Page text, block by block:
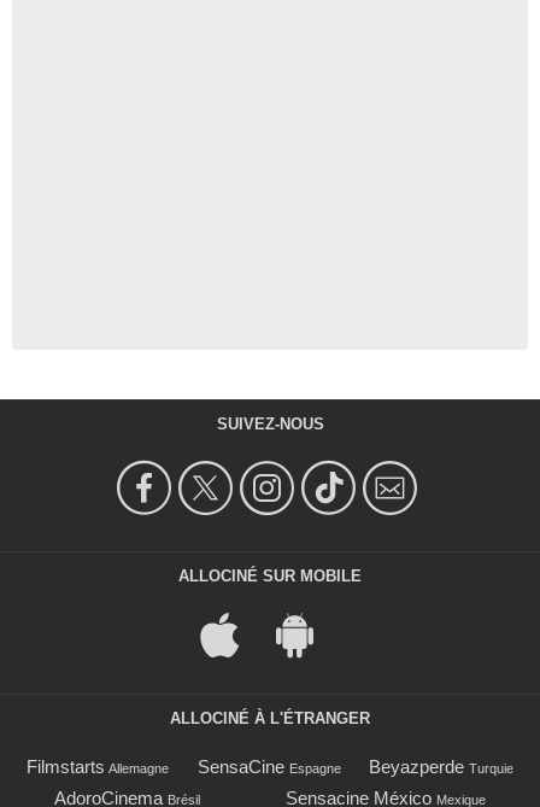
SUIVEZ-NOUS
ALLOCINÉ SUR MOBILE
ALLOCINÉ À L'ÉTRANGER
Filmstarts Allemagne SensaCine Espagne Beyazperde Turquie
AdoroCinema Brésil Sensacine México Mexique